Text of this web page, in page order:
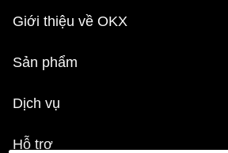
Giới thiệu về OKX
Sản phẩm
Dịch vụ
Hỗ trợ